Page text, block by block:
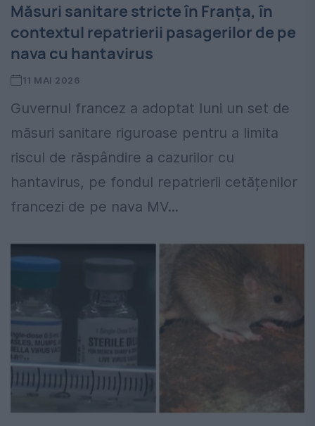
Măsuri sanitare stricte în Franța, în
contextul repatrierii pasagerilor de pe
nava cu hantavirus
11 MAI 2026
Guvernul francez a adoptat luni un set de
măsuri sanitare riguroase pentru a limita
riscul de răspândire a cazurilor cu
hantavirus, pe fondul repatrierii cetățenilor
francezi de pe nava MV...